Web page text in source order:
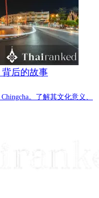
后的故事
。了解其文化意义、